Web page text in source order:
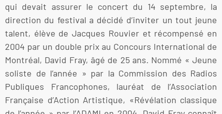
qui devait assurer le concert du 14 septembre, la
direction du festival a décidé d’inviter un tout jeune
talent, élève de Jacques Rouvier et récompensé en
2004 par un double prix au Concours International de
Montréal, David Fray, âgé de 25 ans. Nommé « Jeune
soliste de l’année » par la Commission des Radios
Publiques Francophones, lauréat de l’Association
Française d’Action Artistique, «Révélation classique